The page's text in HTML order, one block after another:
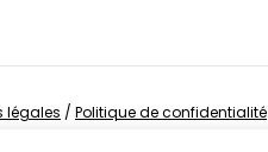
légales / Politique de confidentialité